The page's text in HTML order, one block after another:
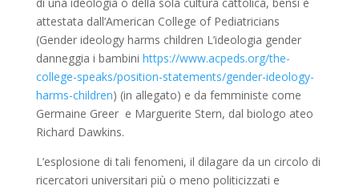
attestata dall’American College of Pediatricians
(Gender ideology harms children L’ideologia gender
danneggia i bambini https://www.acpeds.org/the-
college-speaks/position-statements/gender-ideology-
harms-children) (in allegato) e da femministe come
Germaine Greer e Marguerite Stern, dal biologo ateo
Richard Dawkins.
L’esplosione di tali fenomeni, il dilagare da un circolo di
ricercatori universitari più o meno politicizzati e